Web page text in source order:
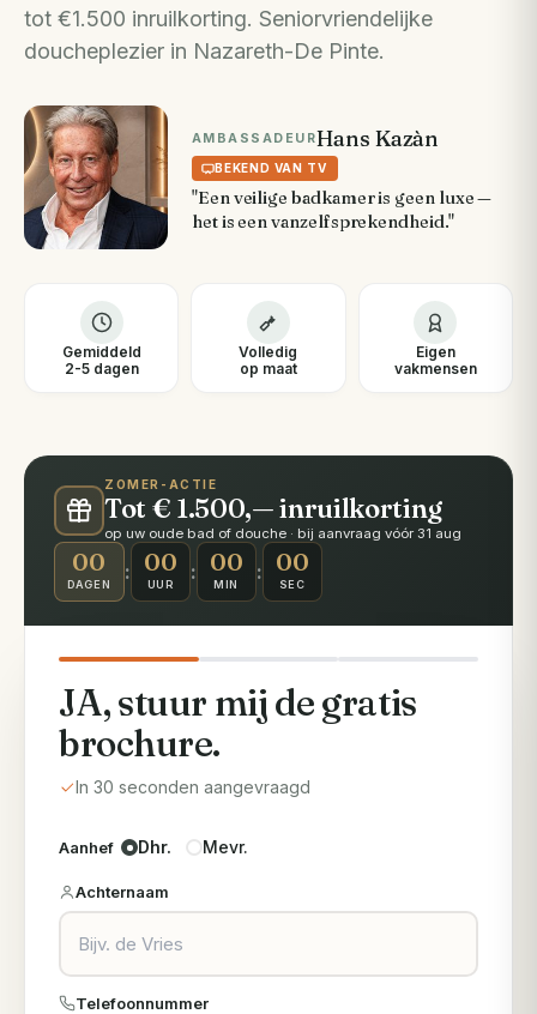
tot €1.500 inruilkorting. Seniorvriendelijke
doucheplezier in Nazareth-De Pinte.
AMBASSADEURHans Kazàn
BEKEND VAN TV
"Een veilige badkamer is geen luxe —
het is een vanzelfsprekendheid."
Gemiddeld
2-5 dagen
Volledig
op maat
Eigen
vakmensen
ZOMER-ACTIE
Tot € 1.500,— inruilkorting
op uw oude bad of douche · bij aanvraag vóór 31 aug
00
DAGEN
: 00
UUR
: 00
MIN
: 00
SEC
JA, stuur mij de gratis
brochure.
In 30 seconden aangevraagd
Aanhef Dhr. Mevr.
Achternaam
Telefoonnummer